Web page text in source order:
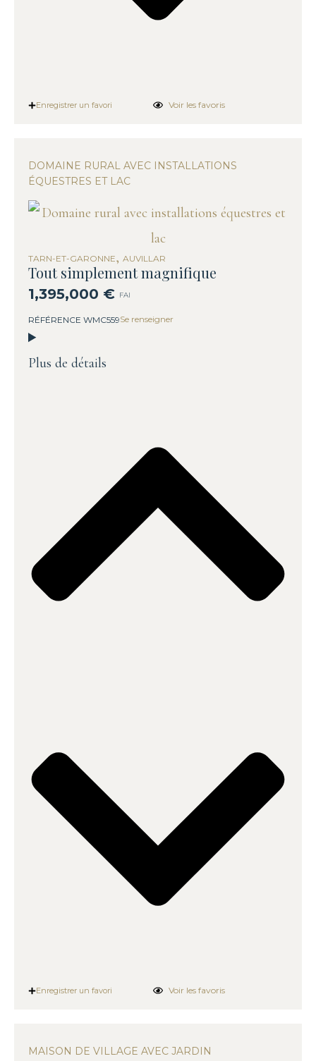
Enregistrer un favori Voir les favoris
DOMAINE RURAL AVEC INSTALLATIONS
ÉQUESTRES ET LAC
TARN-ET-GARONNE, AUVILLAR
Tout simplement magnifique
1,395,000 € FAI
RÉFÉRENCE WMC559Se renseigner
Plus de détails
Enregistrer un favori Voir les favoris
MAISON DE VILLAGE AVEC JARDIN